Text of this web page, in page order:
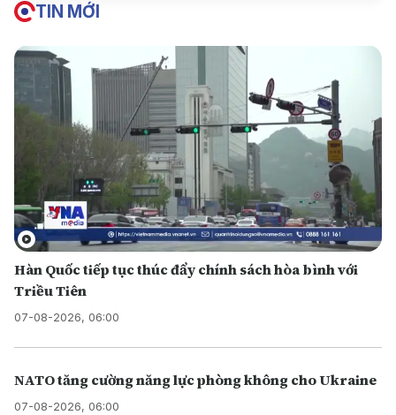
TIN MỚI
Hàn Quốc tiếp tục thúc đẩy chính sách hòa bình với
Triều Tiên
07-08-2026, 06:00
NATO tăng cường năng lực phòng không cho Ukraine
07-08-2026, 06:00